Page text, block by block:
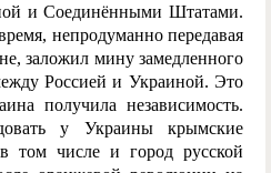
и Соединёнными Штатами.
непродуманно передавая
заложил мину замедленного
Россией и Украиной. Это
получила независимость.
у Украины крымские
том числе и город русской